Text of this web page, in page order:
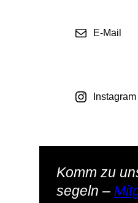
E-Mail
Instagram
Komm zu
segeln –